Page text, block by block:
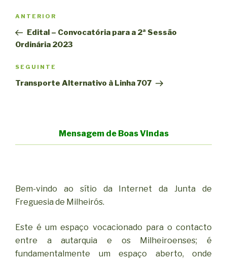
artigos
Conteúdo
anterior
ANTERIOR
Edital – Convocatória para a 2ª Sessão
Ordinária 2023
Conteúdo
seguinte
SEGUINTE
Transporte Alternativo à Linha 707
Mensagem de Boas Vindas
Bem-vindo ao sítio da Internet da Junta de
Freguesia de Milheirós.
Este é um espaço vocacionado para o contacto
entre a autarquia e os Milheiroenses; é
fundamentalmente um espaço aberto, onde